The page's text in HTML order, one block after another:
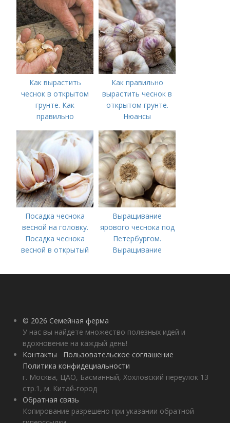
посадки озимого
чеснока
Как вырастить
чеснок в открытом
грунте. Как
правильно
открытом грунте
Как правильно
вырастить чеснок в
открытом грунте.
Нюансы
озимого чеснока
Посадка чеснока
весной на головку.
Посадка чеснока
весной в открытый
Выращивание
ярового чеснока под
Петербургом.
Выращивание
важных моментов
© 2026 Семейная ферма
У нас вы найдете множество полезных идей и
вдохновение на каждый день!
Контакты
Пользовательское соглашение
Политика конфидециальности
г. Москва, ЦАО, Басманный, Хохловский переулок 13
стр.1, м. Китай-город
Обратная связь
Копирование разрешено при указании обратной